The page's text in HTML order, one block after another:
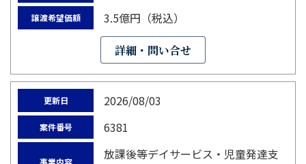
譲渡希望価額 3.5億円（税込）
詳細・問い合せ
更新日 2026/08/03
案件番号 6381
事業内容
放課後等デイサービス・児童発達支